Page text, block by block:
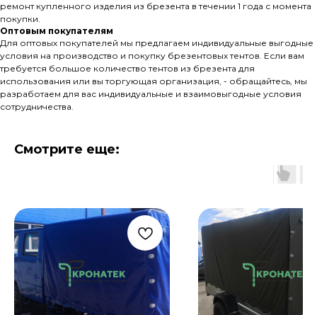
ремонт купленного изделия из брезента в течении 1 года с момента
покупки.
Оптовым покупателям
Для оптовых покупателей мы предлагаем индивидуальные выгодные
условия на производство и покупку брезентовых тентов. Если вам
требуется большое количество тентов из брезента для
использования или вы торгующая организация, - обращайтесь, мы
разработаем для вас индивидуальные и взаимовыгодные условия
сотрудничества.
Смотрите еще: